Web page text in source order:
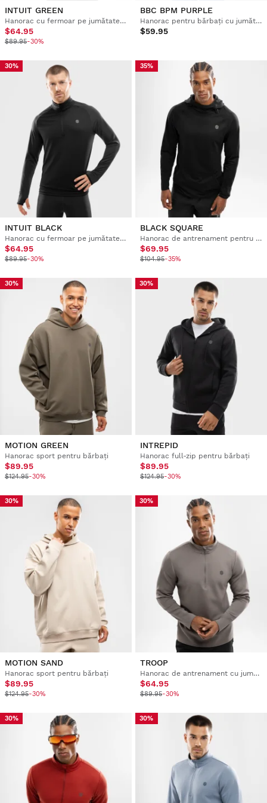
INTUIT GREEN
Hanorac cu fermoar pe jumătate pentru bărbați, pentru alergare
$64.95
$89.95-30%
BBC BPM PURPLE
Hanorac pentru bărbați cu jumătate de fermoar Boombastic
$59.95
30%
INTUIT BLACK
Hanorac cu fermoar pe jumătate pentru bărbați, pentru alergare
$64.95
$89.95-30%
35%
BLACK SQUARE
Hanorac de antrenament pentru bărbați
$69.95
$104.95-35%
30%
MOTION GREEN
Hanorac sport pentru bărbați
$89.95
$124.95-30%
30%
INTREPID
Hanorac full-zip pentru bărbați
$89.95
$124.95-30%
30%
MOTION SAND
Hanorac sport pentru bărbați
$89.95
$124.95-30%
30%
TROOP
Hanorac de antrenament cu jumătate de fermoar pentru bărbați
$64.95
$89.95-30%
30% 30%